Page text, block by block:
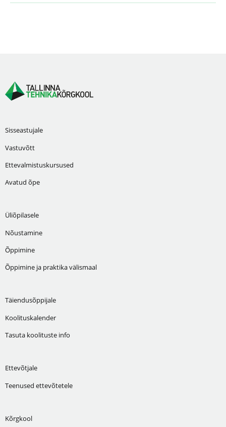
Sisseastujale
Vastuvõtt
Ettevalmistuskursused
Avatud õpe
Üliõpilasele
Nõustamine
Õppimine
Õppimine ja praktika välismaal
Täiendusõppijale
Koolituskalender
Tasuta koolituste info
Ettevõtjale
Teenused ettevõtetele
Kõrgkool